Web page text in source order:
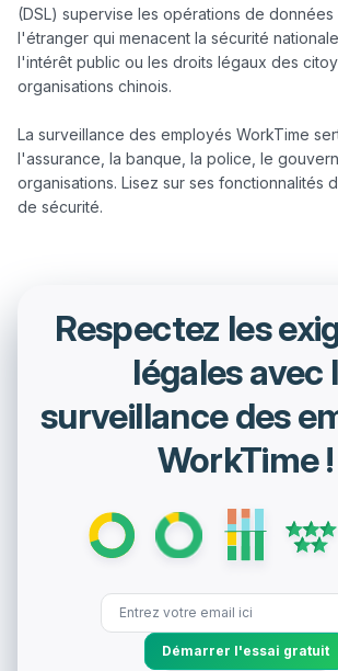
(DSL) supervise les opérations de données
l'étranger qui menacent la sécurité
l'intérêt public ou les droits légaux des
organisations chinois.
La surveillance des employés WorkTime
l'assurance, la banque, la police, le
organisations. Lisez sur ses fonctionnalités
Respectez les
légales avec
surveillance des
WorkTime !
Démarrer l'essai gratuit